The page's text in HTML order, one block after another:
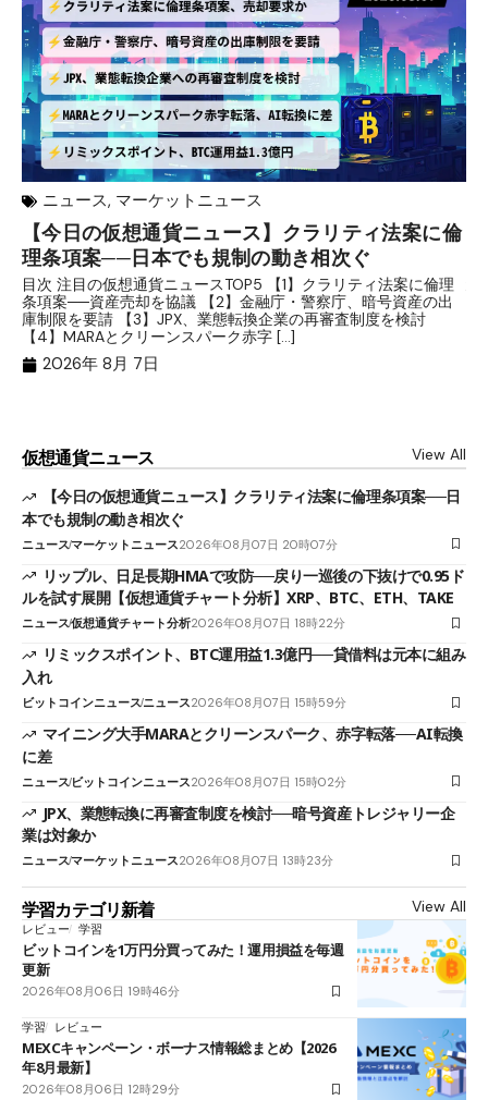
ニュース, マーケットニュース
【今日の仮想通貨ニュース】クラリティ法案に倫
理条項案──日本でも規制の動き相次ぐ
目次 注目の仮想通貨ニュースTOP5 【1】クラリティ法案に倫理
条項案──資産売却を協議 【2】金融庁・警察庁、暗号資産の出
庫制限を要請 【3】JPX、業態転換企業の再審査制度を検討
【4】MARAとクリーンスパーク赤字 […]
2026年 8月 7日
仮想通貨ニュース View All
【今日の仮想通貨ニュース】クラリティ法案に倫理条項案──日
本でも規制の動き相次ぐ
ニュースマーケットニュース2026年08月07日 20時07分
リップル、日足長期HMAで攻防──戻り一巡後の下抜けで0.95ド
ルを試す展開【仮想通貨チャート分析】XRP、BTC、ETH、TAKE
ニュース仮想通貨チャート分析2026年08月07日 18時22分
リミックスポイント、BTC運用益1.3億円──貸借料は元本に組み
入れ
ビットコインニュースニュース2026年08月07日 15時59分
マイニング大手MARAとクリーンスパーク、赤字転落──AI転換
に差
ニュースビットコインニュース2026年08月07日 15時02分
JPX、業態転換に再審査制度を検討──暗号資産トレジャリー企
業は対象か
ニュースマーケットニュース2026年08月07日 13時23分
学習カテゴリ新着 View All
レビュー 学習
ビットコインを1万円分買ってみた！運用損益を毎週
更新
2026年08月06日 19時46分
学習 レビュー
MEXCキャンペーン・ボーナス情報総まとめ【2026
年8月最新】
2026年08月06日 12時29分